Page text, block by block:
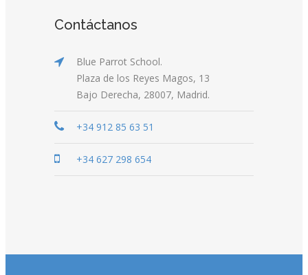
Contáctanos
Blue Parrot School.
Plaza de los Reyes Magos, 13
Bajo Derecha, 28007, Madrid.
+34 912 85 63 51
+34 627 298 654